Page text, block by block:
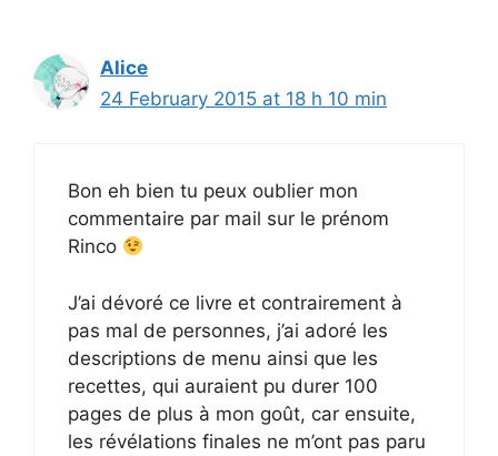
Alice
24 February 2015 at 18 h 10 min
Bon eh bien tu peux oublier mon
commentaire par mail sur le prénom
Rinco
J’ai dévoré ce livre et contrairement à
pas mal de personnes, j’ai adoré les
descriptions de menu ainsi que les
recettes, qui auraient pu durer 100
pages de plus à mon goût, car ensuite,
les révélations finales ne m’ont pas paru